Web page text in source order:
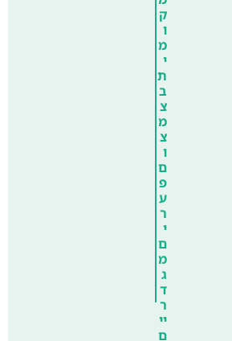
ק
ו
מ
י
ת
ב
צ
מ
צ
ו
ם
פ
ע
ר
י
ם
מ
ג
ד
ר
יי
ם